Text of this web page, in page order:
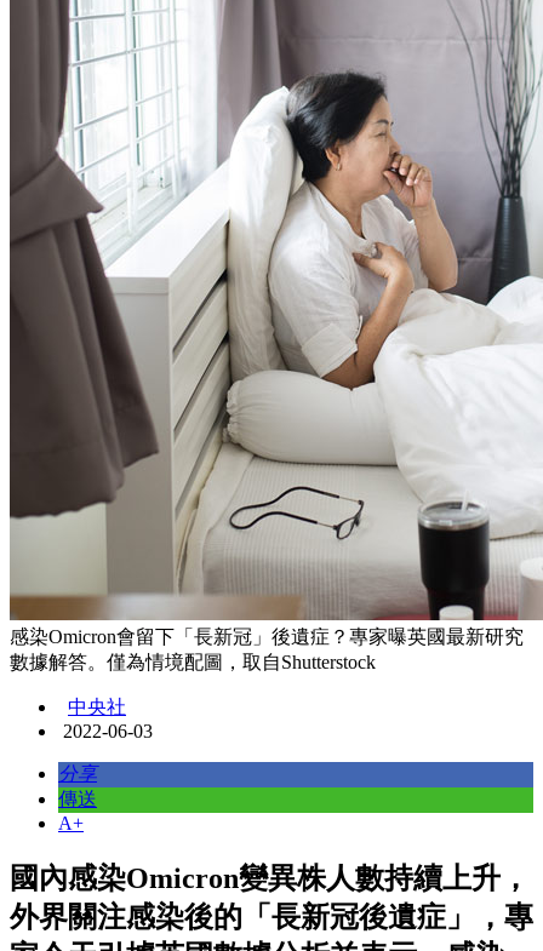
感染Omicron會留下「長新冠」後遺症？專家曝英國最新研究
數據解答。僅為情境配圖，取自Shutterstock
中央社
2022-06-03
分享
傳送
A+
國內感染Omicron變異株人數持續上升，
外界關注感染後的「長新冠後遺症」，專